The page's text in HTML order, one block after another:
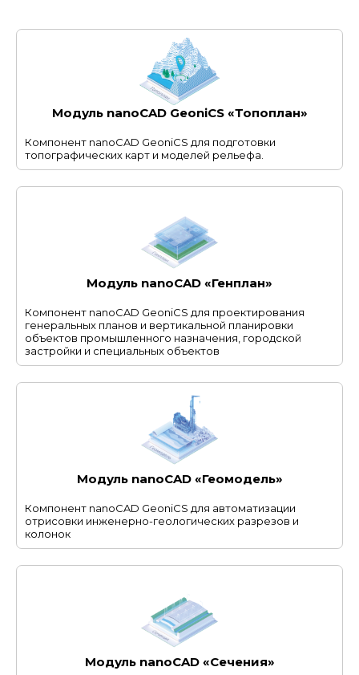
Модуль nanoCAD GeoniCS «Топоплан»
Компонент nanoCAD GeoniCS для подготовки
топографических карт и моделей рельефа.
Модуль nanoCAD «Генплан»
Компонент nanoCAD GeoniCS для проектирования
генеральных планов и вертикальной планировки
объектов промышленного назначения, городской
застройки и специальных объектов
Модуль nanoCAD «Геомодель»
Компонент nanoCAD GeoniCS для автоматизации
отрисовки инженерно-геологических разрезов и
колонок
Модуль nanoCAD «Сечения»